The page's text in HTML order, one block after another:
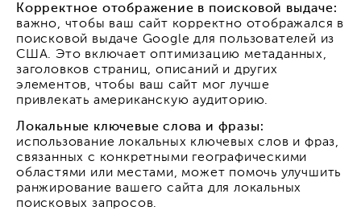
Корректное отображение в поисковой выдаче:
важно, чтобы ваш сайт корректно отображался в
поисковой выдаче Google для пользователей из
США. Это включает оптимизацию метаданных,
заголовков страниц, описаний и других
элементов, чтобы ваш сайт мог лучше
привлекать американскую аудиторию.
Локальные ключевые слова и фразы:
использование локальных ключевых слов и фраз,
связанных с конкретными географическими
областями или местами, может помочь улучшить
ранжирование вашего сайта для локальных
поисковых запросов.